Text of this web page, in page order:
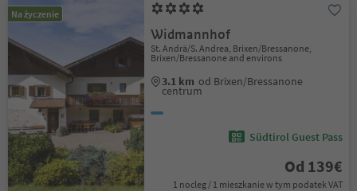
Na życzenie
Widmannhof
St. Andrä/S. Andrea, Brixen/Bressanone,
Brixen/Bressanone and environs
3.1 km od Brixen/Bressanone
centrum
Südtirol Guest Pass
Od 139€
1 nocleg / 1 mieszkanie w tym podatek VAT